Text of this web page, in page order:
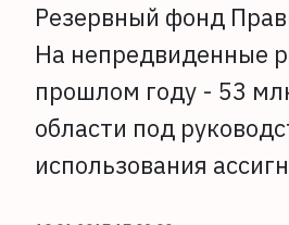
Резервный фонд
На непредвиденные
прошлом году - 53
области под
использования